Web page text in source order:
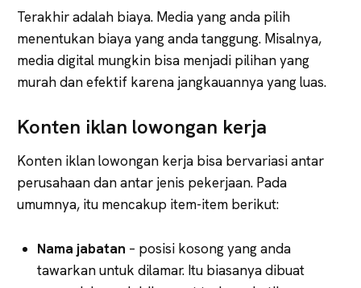
Terakhir adalah biaya. Media yang anda pilih
menentukan biaya yang anda tanggung. Misalnya,
media digital mungkin bisa menjadi pilihan yang
murah dan efektif karena jangkauannya yang luas.
Konten iklan lowongan kerja
Konten iklan lowongan kerja bisa bervariasi antar
perusahaan dan antar jenis pekerjaan. Pada
umumnya, itu mencakup item-item berikut:
Nama jabatan – posisi kosong yang anda
tawarkan untuk dilamar. Itu biasanya dibuat